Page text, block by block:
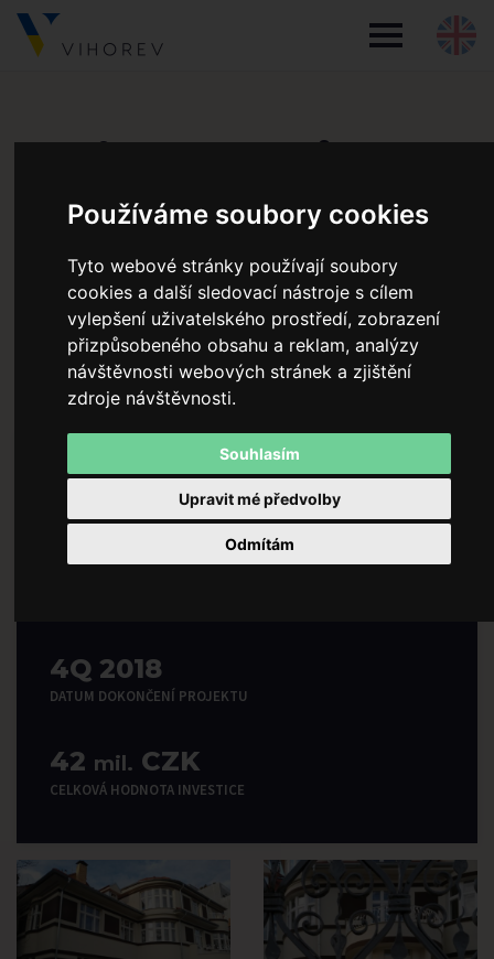
Používáme soubory cookies
Tyto webové stránky používají soubory
cookies a další sledovací nástroje s cílem
vylepšení uživatelského prostředí, zobrazení
přizpůsobeného obsahu a reklam, analýzy
návštěvnosti webových stránek a zjištění
zdroje návštěvnosti.
Souhlasím
Odmítám
Upravit mé předvolby
Rezidence Vojanka je elegantní rezidenční projekt v
pražské čtvrti Košíře, který nabízí moderní a komfortní
bydlení. Plně vybavené apartmány poskytují pohodlí a
služby vhodné pro střednědobé i dlouhodobé pobyty.
Lokalita kombinuje klidné prostředí s dobrou
dostupností do centra Prahy a občanskou vybaveností.
495m²
4Q 2018
DATUM DOKONČENÍ PROJEKTU
42 mil. CZK
CELKOVÁ HODNOTA INVESTICE